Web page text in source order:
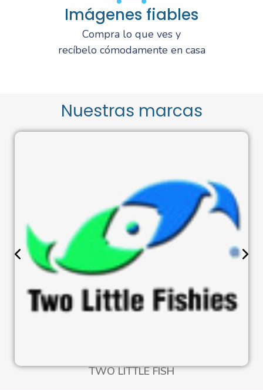
Imágenes fiables
Compra lo que ves y
recíbelo cómodamente en casa
Nuestras marcas
TWO LITTLE FISH